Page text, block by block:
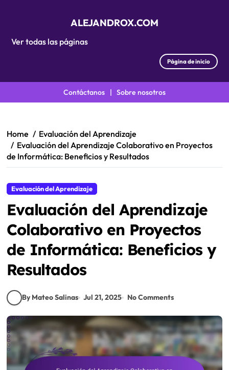
Ver todas las páginas
ALEJANDROX.COM
Página de inicio
Contáctanos | Sobre nosotros
content
Home
Evaluación del Aprendizaje
Evaluación del Aprendizaje Colaborativo en Proyectos
de Informática: Beneficios y Resultados
Evaluación del Aprendizaje
Evaluación del Aprendizaje
Colaborativo en Proyectos
de Informática: Beneficios y
Resultados
By Mateo Salinas Jul 21, 2025 No Comments